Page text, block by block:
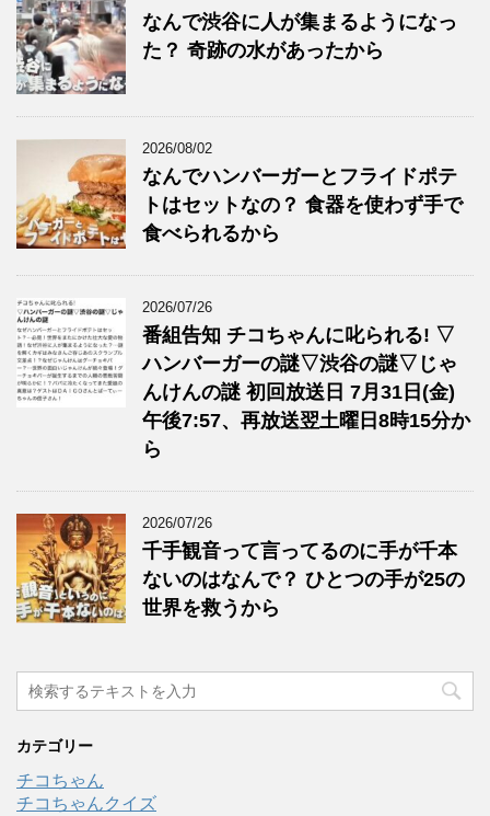
なんで渋谷に人が集まるようになっ
た？ 奇跡の水があったから
2026/08/02
なんでハンバーガーとフライドポテ
トはセットなの？ 食器を使わず手で
食べられるから
2026/07/26
番組告知 チコちゃんに叱られる! ▽
ハンバーガーの謎▽渋谷の謎▽じゃ
んけんの謎 初回放送日 7月31日(金)
午後7:57、再放送翌土曜日8時15分か
ら
2026/07/26
千手観音って言ってるのに手が千本
ないのはなんで？ ひとつの手が25の
世界を救うから
カテゴリー
チコちゃん
チコちゃんクイズ